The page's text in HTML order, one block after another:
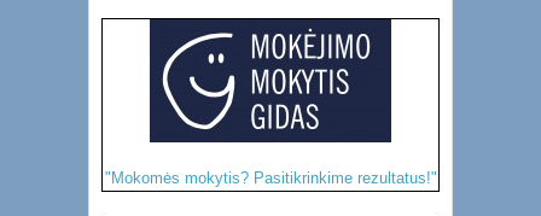
"Mokomės mokytis? Pasitikrinkime rezultatus!"